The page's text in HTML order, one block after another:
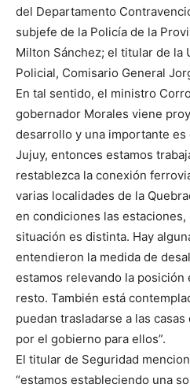
del Departamento
subjefe de la Policía de la
Milton Sánchez; el titular de la
Policial, Comisario General
En tal sentido, el ministro
gobernador Morales viene
desarrollo y una importante
Jujuy, entonces estamos
restablezca la conexión
varias localidades de la
en condiciones las
situación es distinta. Hay
entendieron la medida de
estamos relevando la posición
resto. También está
puedan trasladarse a las
por el gobierno para ellos”.
El titular de Seguridad
“estamos estableciendo una